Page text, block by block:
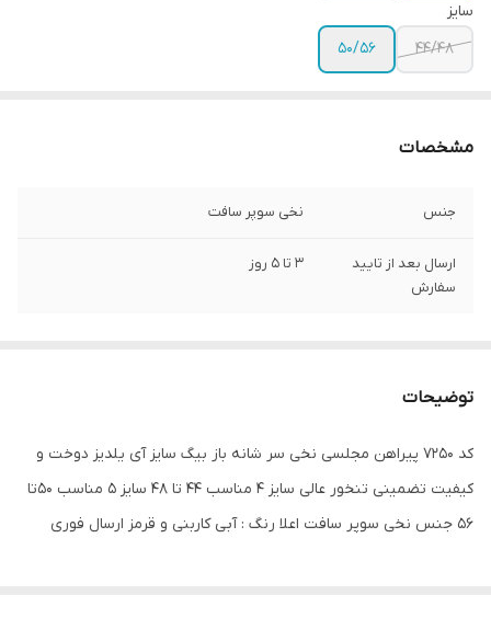
سایز
۴۴/۴۸
۵۰/۵۶
مشخصات
جنس نخی سوپر سافت
ارسال بعد از تایید
سفارش
۳ تا ۵ روز
توضیحات
کد 7250 پیراهن مجلسی نخی سر شانه باز بیگ سایز آی یلدیز دوخت و
کیفیت تضمینی تنخور عالی سایز 4 مناسب 44 تا 48 سایز 5 مناسب 50تا
56 جنس نخی سوپر سافت اعلا رنگ : آبی کاربنی و قرمز ارسال فوری